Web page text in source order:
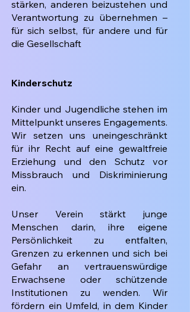
stärken, anderen beizustehen und
Verantwortung zu übernehmen –
für sich selbst, für andere und für
die Gesellschaft
Kinderschutz
Kinder und Jugendliche stehen im
Mittelpunkt unseres Engagements.
Wir setzen uns uneingeschränkt
für ihr Recht auf eine gewaltfreie
Erziehung und den Schutz vor
Missbrauch und Diskriminierung
ein.
Unser Verein stärkt junge
Menschen darin, ihre eigene
Persönlichkeit zu entfalten,
Grenzen zu erkennen und sich bei
Gefahr an vertrauenswürdige
Erwachsene oder schützende
Institutionen zu wenden. Wir
fördern ein Umfeld, in dem Kinder